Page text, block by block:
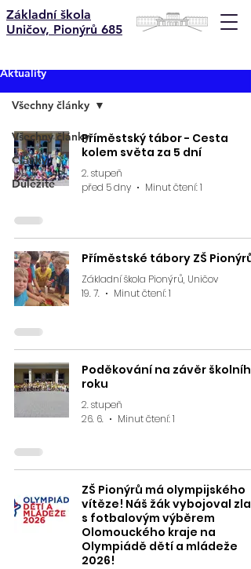
Základní škola
Uničov, Pionýrů 685
Aktuality
Všechny články
Články
Důležité
Všechny články
Příměstský tábor - Cesta
kolem světa za 5 dní
2. stupeň
před 5 dny
Minut čtení: 1
Příměstské tábory ZŠ Pionýrů
Základní škola Pionýrů, Uničov
19. 7.
Minut čtení: 1
Poděkování na závěr školního
roku
2. stupeň
26. 6.
Minut čtení: 1
ZŠ Pionýrů má olympijského
vítěze! Náš žák vybojoval
s fotbalovým výběrem
Olomouckého kraje na
Olympiádě dětí a mládeže
2026!